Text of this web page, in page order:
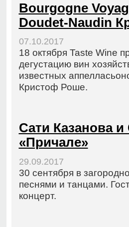
Bourgogne
Doudet-Naudin
07.10.2017
18 октября Taste Wine
дегустацию вин
известных
Кристоф Роше.
Сати Казанова и
«Причале»
29.09.2017
30 сентября в
песнями и танцами.
концерт.